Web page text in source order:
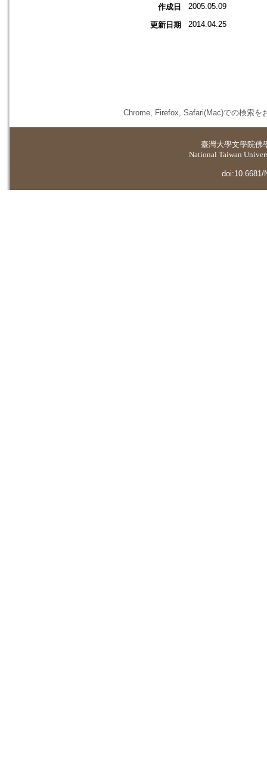
作成日 2005.05.09
更新日期 2014.04.25
Chrome, Firefox, Safari(Mac)での検索を
臺灣大學文學院佛
National Taiwan
doi:10.6681/